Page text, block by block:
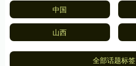
中国
山西
全部话题标签